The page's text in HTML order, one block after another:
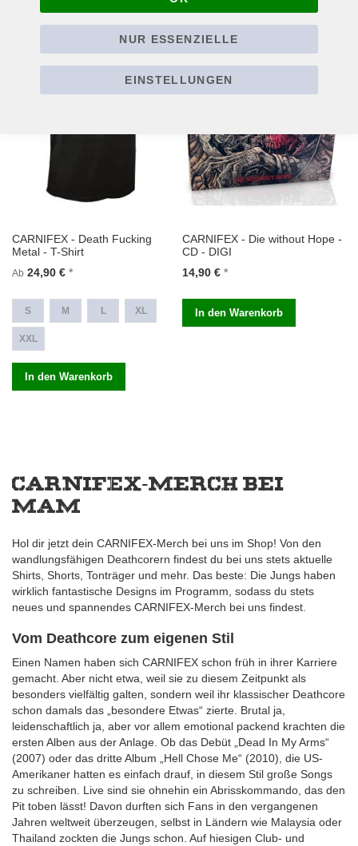
CARNIFEX - Death Fucking
Metal - T-Shirt
Ab 24,90 €
S M L XL
XXL
In den Warenkorb
CARNIFEX - Die without Hope -
CD - DIGI
14,90 €
In den Warenkorb
CARNIFEX-Merch bei
MAM
Hol dir jetzt dein CARNIFEX-Merch bei uns im Shop! Von den
wandlungsfähigen Deathcorern findest du bei uns stets aktuelle
Shirts, Shorts, Tonträger und mehr. Das beste: Die Jungs haben
wirklich fantastische Designs im Programm, sodass du stets
neues und spannendes CARNIFEX-Merch bei uns findest.
Vom Deathcore zum eigenen Stil
Einen Namen haben sich CARNIFEX schon früh in ihrer Karriere
gemacht. Aber nicht etwa, weil sie zu diesem Zeitpunkt als
besonders vielfältig galten, sondern weil ihr klassischer Deathcore
schon damals das „besondere Etwas“ zierte. Brutal ja,
leidenschaftlich ja, aber vor allem emotional packend krachten die
ersten Alben aus der Anlage. Ob das Debüt „Dead In My Arms“
(2007) oder das dritte Album „Hell Chose Me“ (2010), die US-
Amerikaner hatten es einfach drauf, in diesem Stil große Songs
zu schreiben. Live sind sie ohnehin ein Abrisskommando, das den
Pit toben lässt! Davon durften sich Fans in den vergangenen
Jahren weltweit überzeugen, selbst in Ländern wie Malaysia oder
Thailand zockten die Jungs schon. Auf hiesigen Club- und
NUR ESSENZIELLE
EINSTELLUNGEN